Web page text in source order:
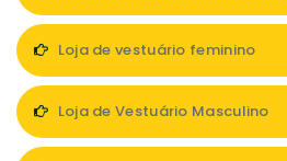
Loja de vestuário feminino
Loja de Vestuário Masculino